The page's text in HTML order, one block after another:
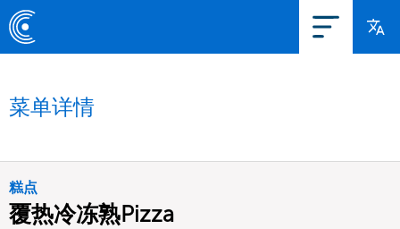
菜单详情
糕点
覆热冷冻熟Pizza